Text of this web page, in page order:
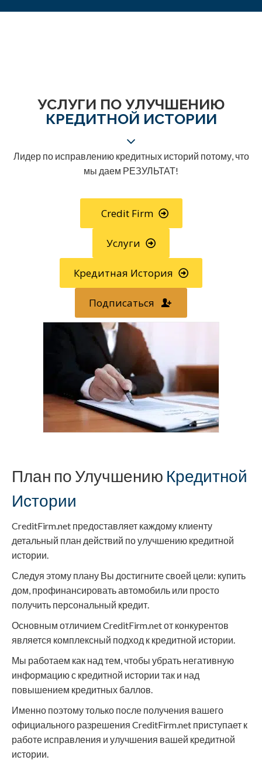
УСЛУГИ ПО УЛУЧШЕНИЮ
КРЕДИТНОЙ ИСТОРИИ
Лидер по исправлению кредитных историй потому, что
мы даем РЕЗУЛЬТАТ!
Credit Firm
Услуги
Кредитная История
Подписаться
План по Улучшению Кредитной
Истории
CreditFirm.net предоставляет каждому клиенту
детальный план действий по улучшению кредитной
истории.
Следуя этому плану Вы достигните своей цели: купить
дом, профинансировать автомобиль или просто
получить персональный кредит.
Основным отличием CreditFirm.net от конкурентов
является комплексный подход к кредитной истории.
Мы работаем как над тем, чтобы убрать негативную
информацию с кредитной истории так и над
повышением кредитных баллов.
Именно поэтому только после получения вашего
официального разрешения CreditFirm.net приступает к
работе исправления и улучшения вашей кредитной
истории.